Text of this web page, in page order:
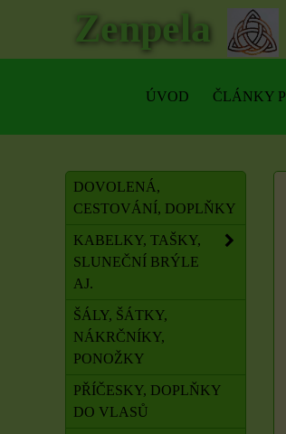
Zenpela
ÚVOD ČLÁNKY
DOVOLENÁ,
CESTOVÁNÍ, DOPLŇKY
KABELKY, TAŠKY,
SLUNEČNÍ BRÝLE
AJ.
ŠÁLY, ŠÁTKY,
NÁKRČNÍKY,
PONOŽKY
PŘÍČESKY, DOPLŇKY
DO VLASŮ